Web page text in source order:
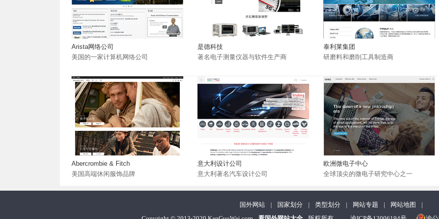
Arista网络公司
美国的一家计算机网络公司
是德科技
著名电子测量仪器与软件生产商
泰利莱集团
研磨料和磨削工具制造商
Abercrombie & Fitch
美国高端休闲服饰品牌
意大利设计公司
意大利著名汽车设计公司
欧洲微电子中心
全球顶尖的微电子研究中心之一
国外网站 | 国家划分 | 类型划分 | 网站专题 | 网站地图
|